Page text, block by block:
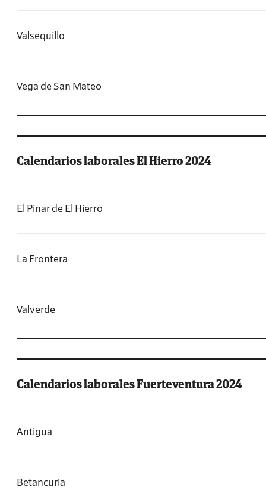
Valsequillo
Vega de San Mateo
Calendarios laborales El Hierro 2024
El Pinar de El Hierro
La Frontera
Valverde
Calendarios laborales Fuerteventura 2024
Antigua
Betancuria